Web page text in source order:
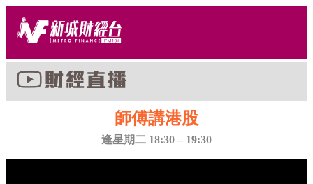
師傅講港股
逢星期二 18:30 – 19:30